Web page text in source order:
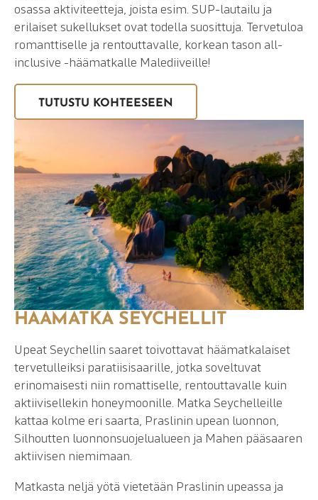
osassa aktiviteetteja, joista esim. SUP-lautailu ja
erilaiset sukellukset ovat todella suosittuja. Tervetuloa
romanttiselle ja rentouttavalle, korkean tason all-
inclusive -häämatkalle Malediiveille!
TUTUSTU KOHTEESEEN
HÄÄMATKA SEYCHELLIT
Upeat Seychellin saaret toivottavat häämatkalaiset
tervetulleiksi paratiisisaarille, jotka soveltuvat
erinomaisesti niin romattiselle, rentouttavalle kuin
aktiivisellekin honeymoonille. Matka Seychelleille
kattaa kolme eri saarta, Praslinin upean luonnon,
Silhoutten luonnonsuojelualueen ja Mahen pääsaaren
aktiivisen niemimaan.
Matkasta neljä yötä vietetään Praslinin upeassa ja